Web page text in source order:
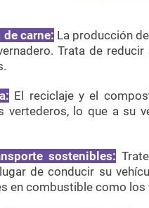
carne: La producción
Trata de
El reciclaje y el
vertederos, lo que a su
sostenibles:
de conducir su
en combustible como